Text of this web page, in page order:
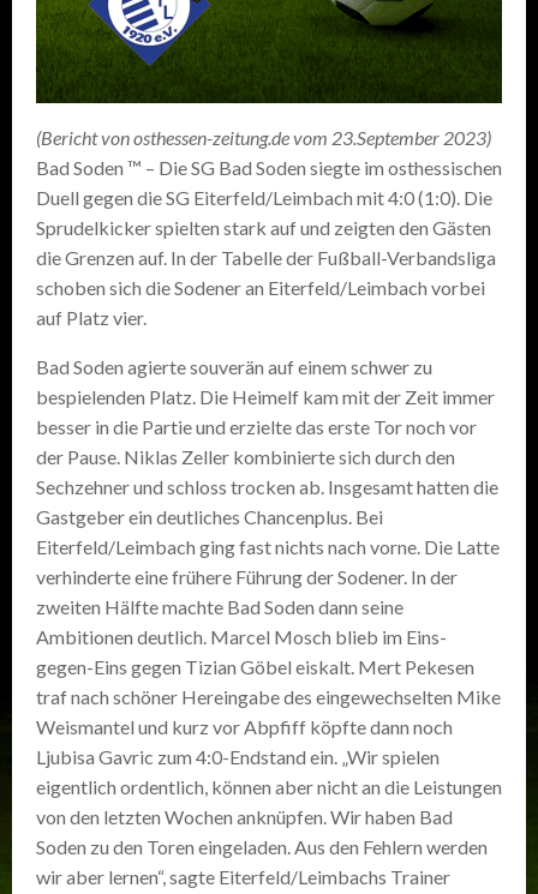
(Bericht von osthessen-zeitung.de vom 23.September 2023)
Bad Soden ™ – Die SG Bad Soden siegte im osthessischen
Duell gegen die SG Eiterfeld/Leimbach mit 4:0 (1:0). Die
Sprudelkicker spielten stark auf und zeigten den Gästen
die Grenzen auf. In der Tabelle der Fußball-Verbandsliga
schoben sich die Sodener an Eiterfeld/Leimbach vorbei
auf Platz vier.
Bad Soden agierte souverän auf einem schwer zu
bespielenden Platz. Die Heimelf kam mit der Zeit immer
besser in die Partie und erzielte das erste Tor noch vor
der Pause. Niklas Zeller kombinierte sich durch den
Sechzehner und schloss trocken ab. Insgesamt hatten die
Gastgeber ein deutliches Chancenplus. Bei
Eiterfeld/Leimbach ging fast nichts nach vorne. Die Latte
verhinderte eine frühere Führung der Sodener. In der
zweiten Hälfte machte Bad Soden dann seine
Ambitionen deutlich. Marcel Mosch blieb im Eins-
gegen-Eins gegen Tizian Göbel eiskalt. Mert Pekesen
traf nach schöner Hereingabe des eingewechselten Mike
Weismantel und kurz vor Abpfiff köpfte dann noch
Ljubisa Gavric zum 4:0-Endstand ein. „Wir spielen
eigentlich ordentlich, können aber nicht an die Leistungen
von den letzten Wochen anknüpfen. Wir haben Bad
Soden zu den Toren eingeladen. Aus den Fehlern werden
wir aber lernen“, sagte Eiterfeld/Leimbachs Trainer